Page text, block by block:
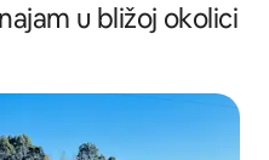
u bližoj okolici
„Odabrali gosti”